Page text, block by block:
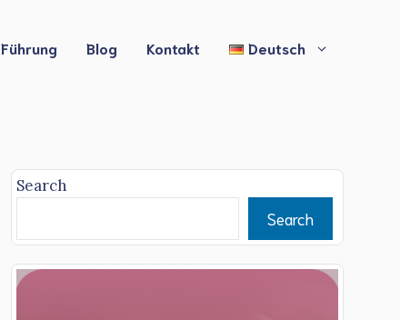
Führung Blog Kontakt Deutsch
Search
Search